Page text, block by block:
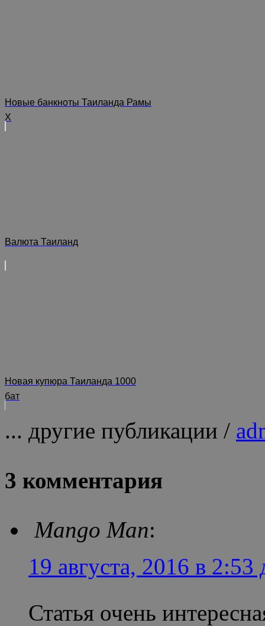
Новые банкноты Таиланда Рамы
X
Валюта Таиланд
Новая купюра Таиланда 1000
бат
... другие публикации /
3 комментария
Mango Man:
19 августа, 2016 в 2:53
Статья очень